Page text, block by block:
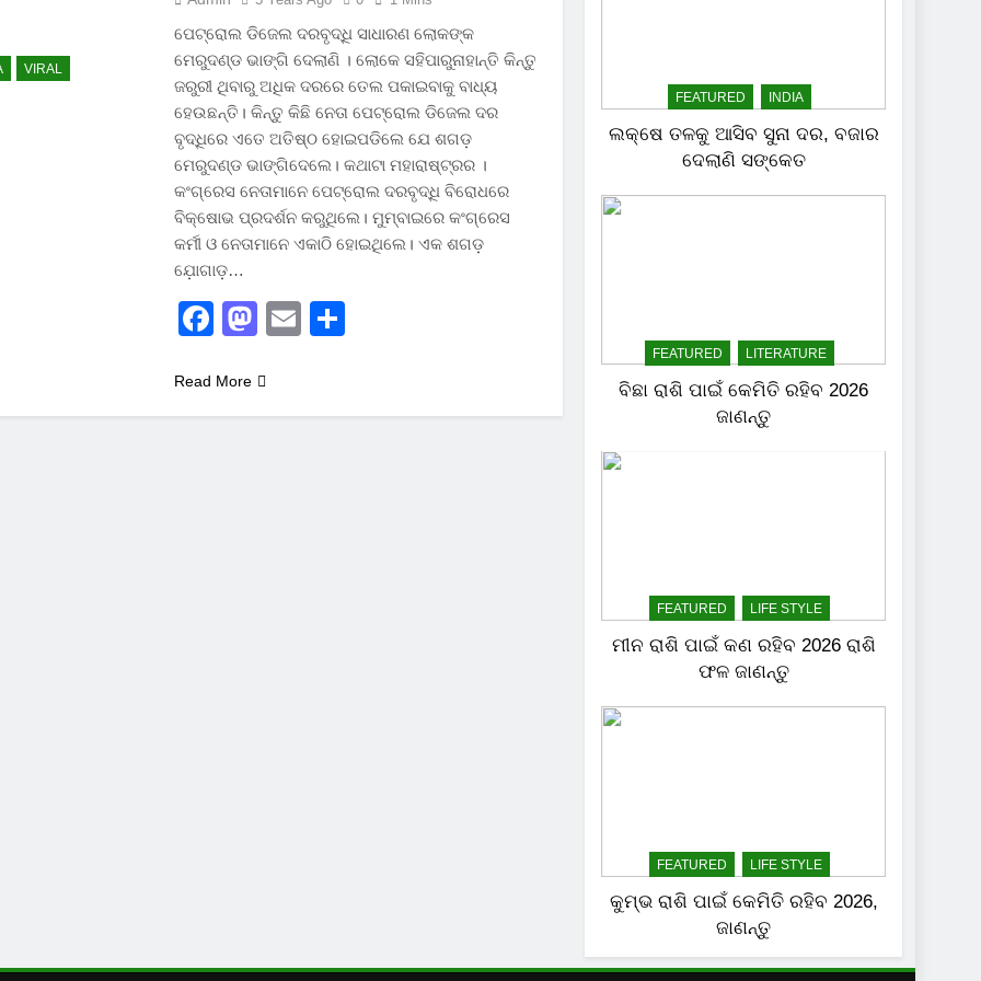
VIRAL
ପେଟ୍ରୋଲ ଡିଜେଲ ଦରବୃଦ୍ଧି ସାଧାରଣ ଲୋକଙ୍କ
ମେରୁଦଣ୍ଡ ଭାଙ୍ଗି ଦେଲାଣି । ଲୋକେ ସହିପାରୁନାହାନ୍ତି କିନ୍ତୁ
ଜରୁରୀ ଥିବାରୁ ଅଧିକ ଦରରେ ତେଲ ପକାଇବାକୁ ବାଧ୍ୟ
ହେଉଛନ୍ତି। କିନ୍ତୁ କିଛି ନେତା ପେଟ୍ରୋଲ ଡିଜେଲ ଦର
ବୃଦ୍ଧିରେ ଏତେ ଅତିଷ୍ଠ ହୋଇପଡିଲେ ଯେ ଶଗଡ଼
ମେରୁଦଣ୍ଡ ଭାଙ୍ଗିଦେଲେ। କଥାଟା ମହାରାଷ୍ଟ୍ରର ।
କଂଗ୍ରେସ ନେତାମାନେ ପେଟ୍ରୋଲ ଦରବୃଦ୍ଧି ବିରୋଧରେ
ବିକ୍ଷୋଭ ପ୍ରଦର୍ଶନ କରୁଥିଲେ। ମୁମ୍ବାଇରେ କଂଗ୍ରେସ
କର୍ମୀ ଓ ନେତାମାନେ ଏକାଠି ହୋଇଥିଲେ। ଏକ ଶଗଡ଼
ଯ଼ୋଗାଡ଼…
Facebook
Mastodon
Email
Read More
FEATURED INDIA
ଲକ୍ଷେ ତଳକୁ ଆସିବ ସୁନା ଦର, ବଜାର
ଦେଲାଣି ସଙ୍କେତ
FEATURED LITERATURE
ବିଛା ରାଶି ପାଇଁ କେମିତି ରହିବ 2026
ଜାଣନ୍ତୁ
FEATURED LIFE STYLE
ମୀନ ରାଶି ପାଇଁ କଣ ରହିବ 2026 ରାଶି
ଫଳ ଜାଣନ୍ତୁ
FEATURED LIFE STYLE
କୁମ୍ଭ ରାଶି ପାଇଁ କେମିତି ରହିବ 2026,
ଜାଣନ୍ତୁ